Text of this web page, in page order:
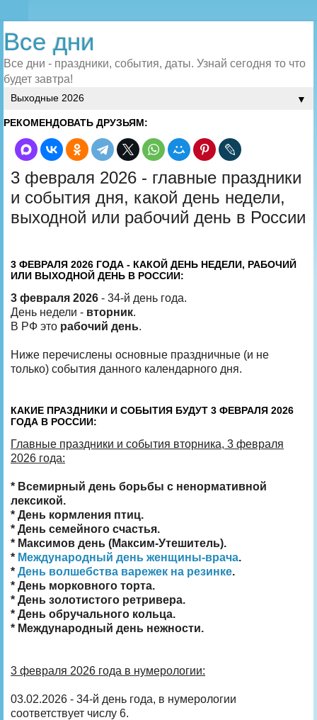
Все дни
Все дни - праздники, события, даты. Узнай сегодня то что
будет завтра!
▼
РЕКОМЕНДОВАТЬ ДРУЗЬЯМ:
3 февраля 2026 - главные праздники
и события дня, какой день недели,
выходной или рабочий день в России
3 ФЕВРАЛЯ 2026 ГОДА - КАКОЙ ДЕНЬ НЕДЕЛИ, РАБОЧИЙ
ИЛИ ВЫХОДНОЙ ДЕНЬ В РОССИИ:
3 февраля 2026 - 34-й день года.
День недели - вторник.
В РФ это рабочий день.
Ниже перечислены основные праздничные (и не
только) события данного календарного дня.
КАКИЕ ПРАЗДНИКИ И СОБЫТИЯ БУДУТ 3 ФЕВРАЛЯ 2026
ГОДА В РОССИИ:
Главные праздники и события вторника, 3 февраля
2026 года:
* Всемирный день борьбы с ненормативной
лексикой.
* День кормления птиц.
* День семейного счастья.
* Максимов день (Максим‑Утешитель).
* Международный день женщины-врача.
* День волшебства варежек на резинке.
* День морковного торта.
* День золотистого ретривера.
* День обручального кольца.
* Международный день нежности.
3 февраля 2026 года в нумерологии:
03.02.2026 - 34-й день года, в нумерологии
соответствует числу 6.